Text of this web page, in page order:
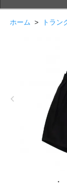
ホーム > トラン